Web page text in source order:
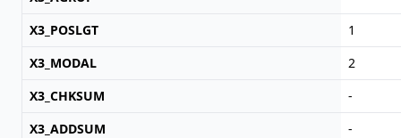
X3_POSLGT
1
X3_MODAL
2
X3_CHKSUM
-
X3_ADDSUM
-